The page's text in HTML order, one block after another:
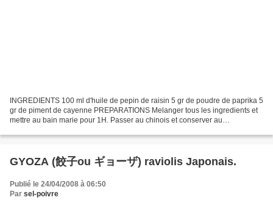
INGREDIENTS 100 ml d'huile de pepin de raisin 5 gr de poudre de paprika 5
gr de piment de cayenne PREPARATIONS Melanger tous les ingredients et
mettre au bain marie pour 1H. Passer au chinois et conserver au
GYOZA (餃子ou ギョーザ) raviolis Japonais.
Publié le 24/04/2008 à 06:50
Par sel-poivre